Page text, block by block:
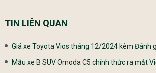
TIN LIÊN QUAN
Giá xe Toyota Vios tháng 12/2024 kèm Đánh
Mẫu xe B SUV Omoda C5 chính thức ra mắt